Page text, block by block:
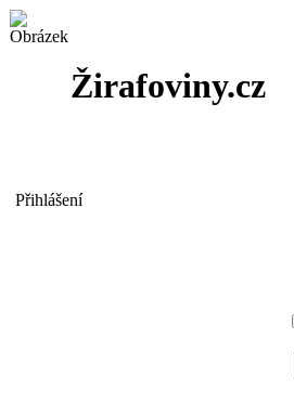
Žirafoviny.cz
Přihlášení